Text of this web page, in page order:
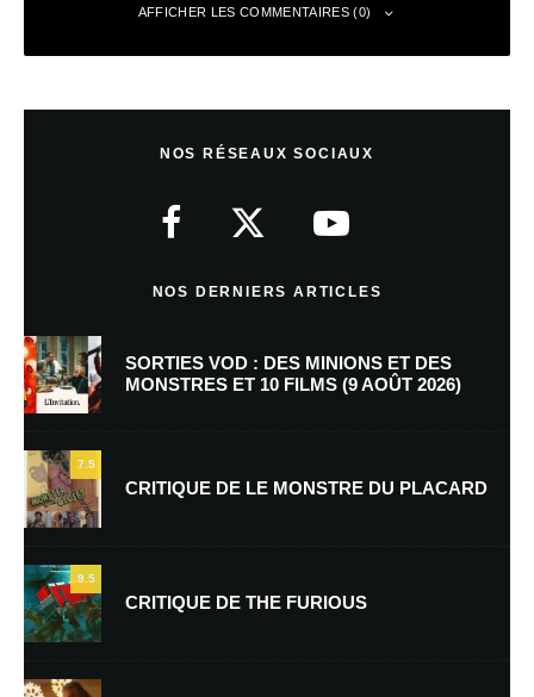
AFFICHER LES COMMENTAIRES (0)
Nom*
E-mail*
NOS RÉSEAUX SOCIAUX
NOS DERNIERS ARTICLES
SORTIES VOD : DES MINIONS ET DES
MONSTRES ET 10 FILMS (9 AOÛT 2026)
7.5
CRITIQUE DE LE MONSTRE DU PLACARD
9.5
CRITIQUE DE THE FURIOUS